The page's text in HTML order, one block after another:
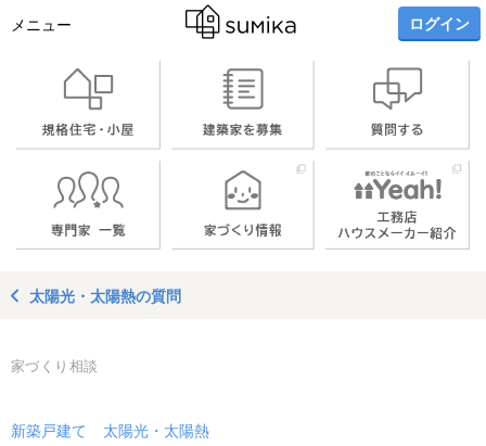
メニュー ログイン
太陽光・太陽熱の質問
家づくり相談
新築戸建て 太陽光・太陽熱